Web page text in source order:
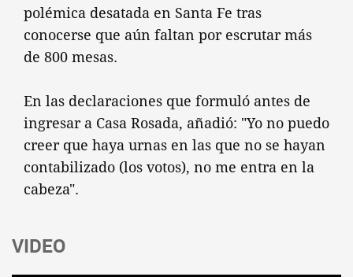
polémica desatada en Santa Fe tras
conocerse que aún faltan por escrutar más
de 800 mesas.
En las declaraciones que formuló antes de
ingresar a Casa Rosada, añadió: "Yo no puedo
creer que haya urnas en las que no se hayan
contabilizado (los votos), no me entra en la
cabeza".
VIDEO